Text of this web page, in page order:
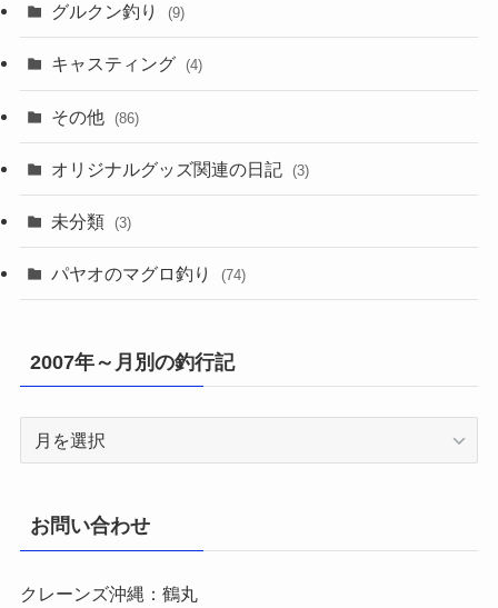
グルクン釣り (9)
キャスティング (4)
その他 (86)
オリジナルグッズ関連の日記 (3)
未分類 (3)
パヤオのマグロ釣り (74)
2007年～月別の釣行記
2007
月
別
釣
お問い合わせ
クレーンズ沖縄：鶴丸